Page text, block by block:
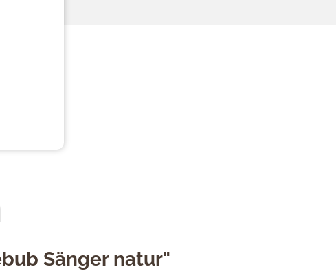
Sänger natur"